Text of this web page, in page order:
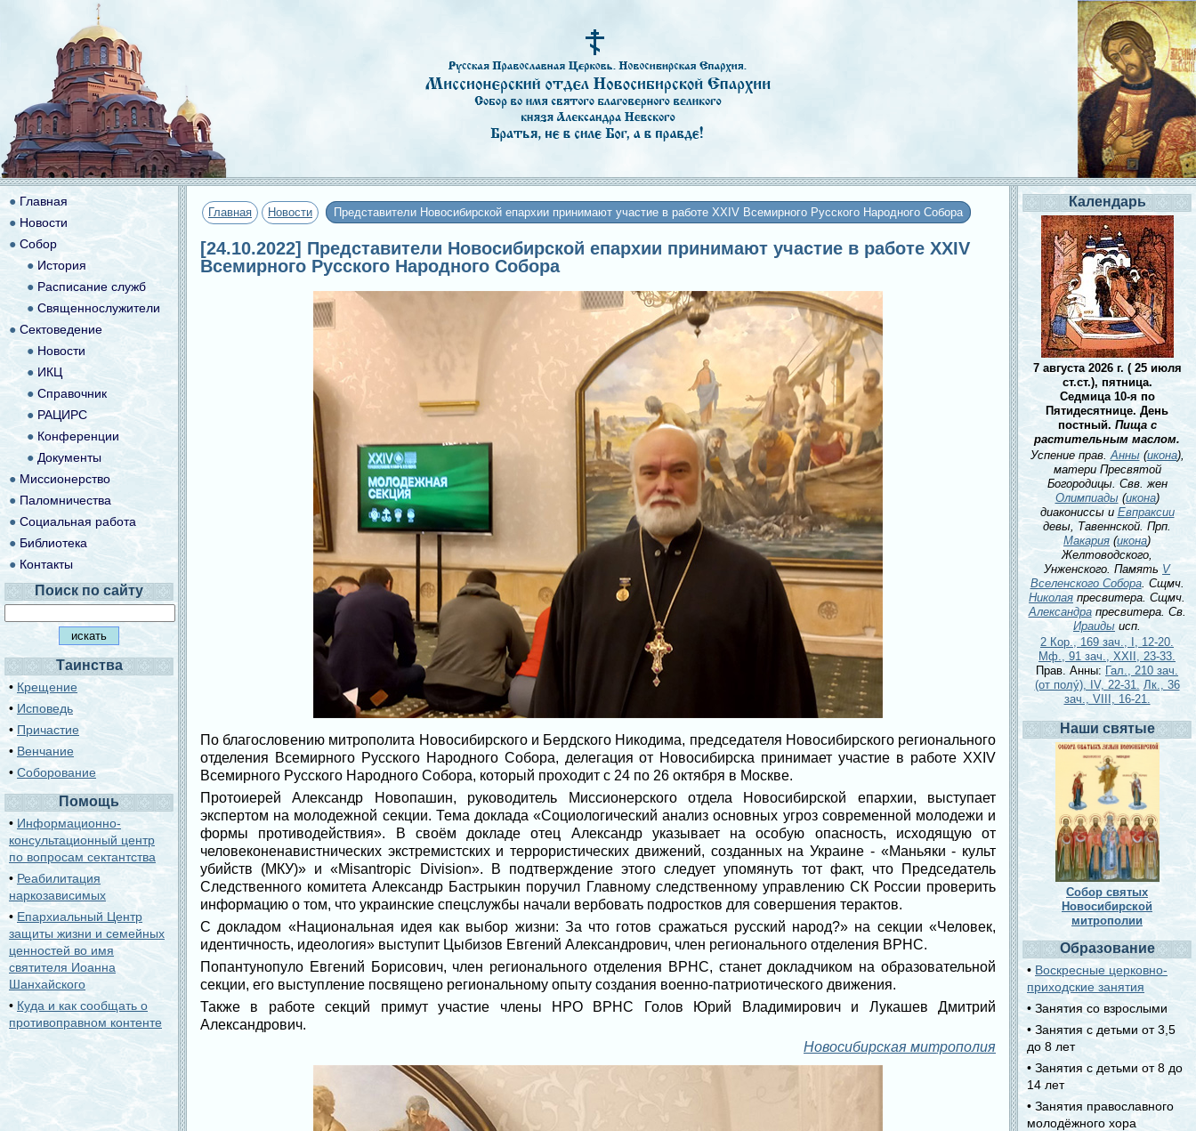
Главная Новости Представители Новосибирской епархии принимают участие в работе XXIV Всемирного Русского Народного Собора
[24.10.2022] Представители Новосибирской епархии принимают участие в работе XXIV
Всемирного Русского Народного Собора
По благословению митрополита Новосибирского и Бердского Никодима, председателя Новосибирского регионального
отделения Всемирного Русского Народного Собора, делегация от Новосибирска принимает участие в работе XXIV
Всемирного Русского Народного Собора, который проходит с 24 по 26 октября в Москве.
Протоиерей Александр Новопашин, руководитель Миссионерского отдела Новосибирской епархии, выступает
экспертом на молодежной секции. Тема доклада «Социологический анализ основных угроз современной молодежи и
формы противодействия». В своём докладе отец Александр указывает на особую опасность, исходящую от
человеконенавистнических экстремистских и террористических движений, созданных на Украине - «Маньяки - культ
убийств (МКУ)» и «Misantropic Division». В подтверждение этого следует упомянуть тот факт, что Председатель
Следственного комитета Александр Бастрыкин поручил Главному следственному управлению СК России проверить
информацию о том, что украинские спецслужбы начали вербовать подростков для совершения терактов.
С докладом «Национальная идея как выбор жизни: За что готов сражаться русский народ?» на секции «Человек,
идентичность, идеология» выступит Цыбизов Евгений Александрович, член регионального отделения ВРНС.
Попантунопуло Евгений Борисович, член регионального отделения ВРНС, станет докладчиком на образовательной
секции, его выступление посвящено региональному опыту создания военно-патриотического движения.
Также в работе секций примут участие члены НРО ВРНС Голов Юрий Владимирович и Лукашев Дмитрий
Александрович.
Новосибирская митрополия
● Главная
● Новости
● Собор
● История
● Расписание служб
● Священнослужители
● Сектоведение
● Новости
●ИКЦ
● Справочник
● РАЦИРС
● Конференции
● Документы
●Миссионерство
● Паломничества
●Социальная работа
● Библиотека
● Контакты
Поиск по сайту
Таинства
• Крещение
• Исповедь
• Причастие
• Венчание
• Соборование
Помощь
• Информационно-
консультационный центр
по вопросам сектантства
•Реабилитация
наркозависимых
•Епархиальный Центр
защиты жизни и семейных
ценностей во имя
святителя Иоанна
Шанхайского
• Куда и как сообщать о
противоправном контенте
Календарь
7 августа 2026 г. ( 25 июля
ст.ст.), пятница.
Седмица 10-я по
Пятидесятнице. День
постный. Пища с
растительным маслом.
Успение прав.Анны(икона),
матери Пресвятой
Богородицы. Свв. жен
Олимпиады(икона)
диакониссы и Евпраксии
девы, Тавеннской. Прп.
Макария (икона)
Желтоводского,
Унженского. Память V
Вселенского Собора. Сщмч.
Николая пресвитера. Сщмч.
Александрапресвитера. Св.
Ираиды исп.
2 Кор., 169 зач., I, 12-20.
Мф., 91 зач., XXII, 23-33.
Прав. Анны: Гал., 210 зач.
(от полу́), IV, 22-31. Лк., 36
зач., VIII, 16-21.
Наши святые
Собор святых
Новосибирской
митрополии
Образование
• Воскресные церковно-
приходские занятия
• Занятия со взрослыми
• Занятия с детьми от 3,5
до 8 лет
• Занятия с детьми от 8 до
14 лет
• Занятия православного
молодёжного хора